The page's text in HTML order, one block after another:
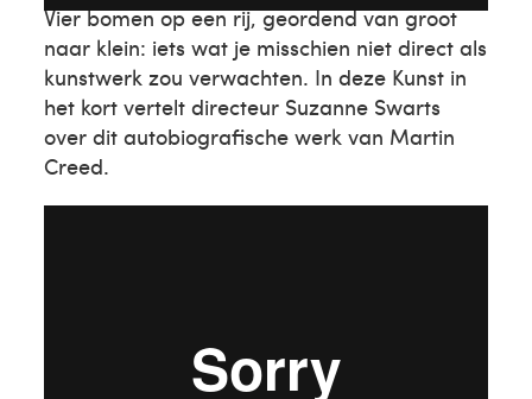
Vier bomen op een rij, geordend van groot
naar klein: iets wat je misschien niet direct als
kunstwerk zou verwachten. In deze Kunst in
het kort vertelt directeur Suzanne Swarts
over dit autobiografische werk van Martin
Creed.